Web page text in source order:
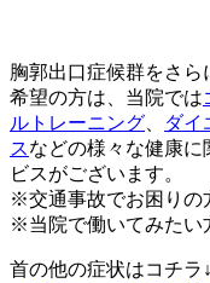
胸郭出口症候群をさ
希望の方は、当院では
ルトレーニング
ダイ
スなどの様々な健康
ビスがございます。
※交通事故でお困りの
※当院で働いてみたい
首の他の症状はコチラ↓